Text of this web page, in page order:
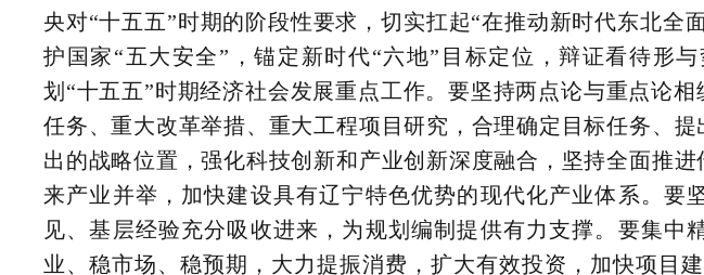
央对“十五五”时期的阶段性要求，切实扛起“在推动新时代东北全
护国家“五大安全”，锚定新时代“六地”目标定位，辩证看待形
划“十五五”时期经济社会发展重点工作。要坚持两点论与重点论
任务、重大改革举措、重大工程项目研究，合理确定目标任务、
出的战略位置，强化科技创新和产业创新深度融合，坚持全面推
来产业并举，加快建设具有辽宁特色优势的现代化产业体系。要
见、基层经验充分吸收进来，为规划编制提供有力支撑。要集
业、稳市场、稳预期，大力提振消费，扩大有效投资，加快项目